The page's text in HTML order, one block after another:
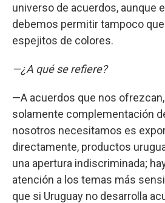
universo de acuerdos, aunque
debemos permitir tampoco
espejitos de colores.
—¿A qué se refiere?
—A acuerdos que nos
solamente complementación
nosotros necesitamos es
directamente, productos
una apertura indiscriminada;
atención a los temas más
que si Uruguay no desarrolla